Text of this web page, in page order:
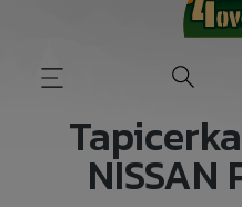
NISSAN